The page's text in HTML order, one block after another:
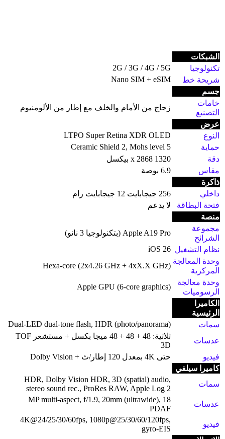
الشبكات
تكنولوجيا
2G / 3G / 4G / 5G
شريحة خط
Nano SIM + eSIM
جسم
خامات
التصنيع
زجاج من الأمام والخلف مع إطار من الألومنيوم
عرض
النوع
LTPO Super Retina XDR OLED
حماية
Ceramic Shield 2, Mohs level 5
دقة
1320 x 2868 بيكسل
مقاس
6.9 بوصة
ذاكرة
داخلي
256 جيجابايت 12 جيجابايت رام
فتحة البطاقة
لا يدعم
منصة
مجموعة
الشرائح
Apple A19 Pro (بتكنولوجيا 3 نانو)
نظام التشغيل iOS 26
وحدة المعالجة
المركزية
Hexa-core (2x4.26 GHz + 4xX.X GHz)
وحدة معالجة
الرسوميات
Apple GPU (6-core graphics)
الكاميرا
الرئيسية
سمات
Dual-LED dual-tone flash, HDR (photo/panorama)
عدسات
ثلاثية: 48 + 48 + 48 ميجا بكسل + مستشعر TOF
3D
فيديو
حتى 4K بمعدل 120 إطار/ث + Dolby Vision
كاميرا سيلفي
سمات
HDR, Dolby Vision HDR, 3D (spatial) audio,
stereo sound rec., ProRes RAW, Apple Log 2
عدسات
18 MP multi-aspect, f/1.9, 20mm (ultrawide),
PDAF
فيديو
4K@24/25/30/60fps, 1080p@25/30/60/120fps,
gyro-EIS